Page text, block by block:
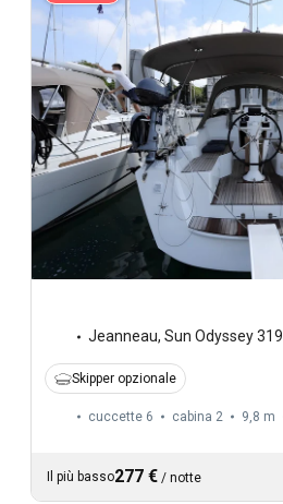
Jeanneau, Sun Odyssey 319
Skipper opzionale
cuccette 6 cabina 2 9,8 m
Il più basso277 € / notte